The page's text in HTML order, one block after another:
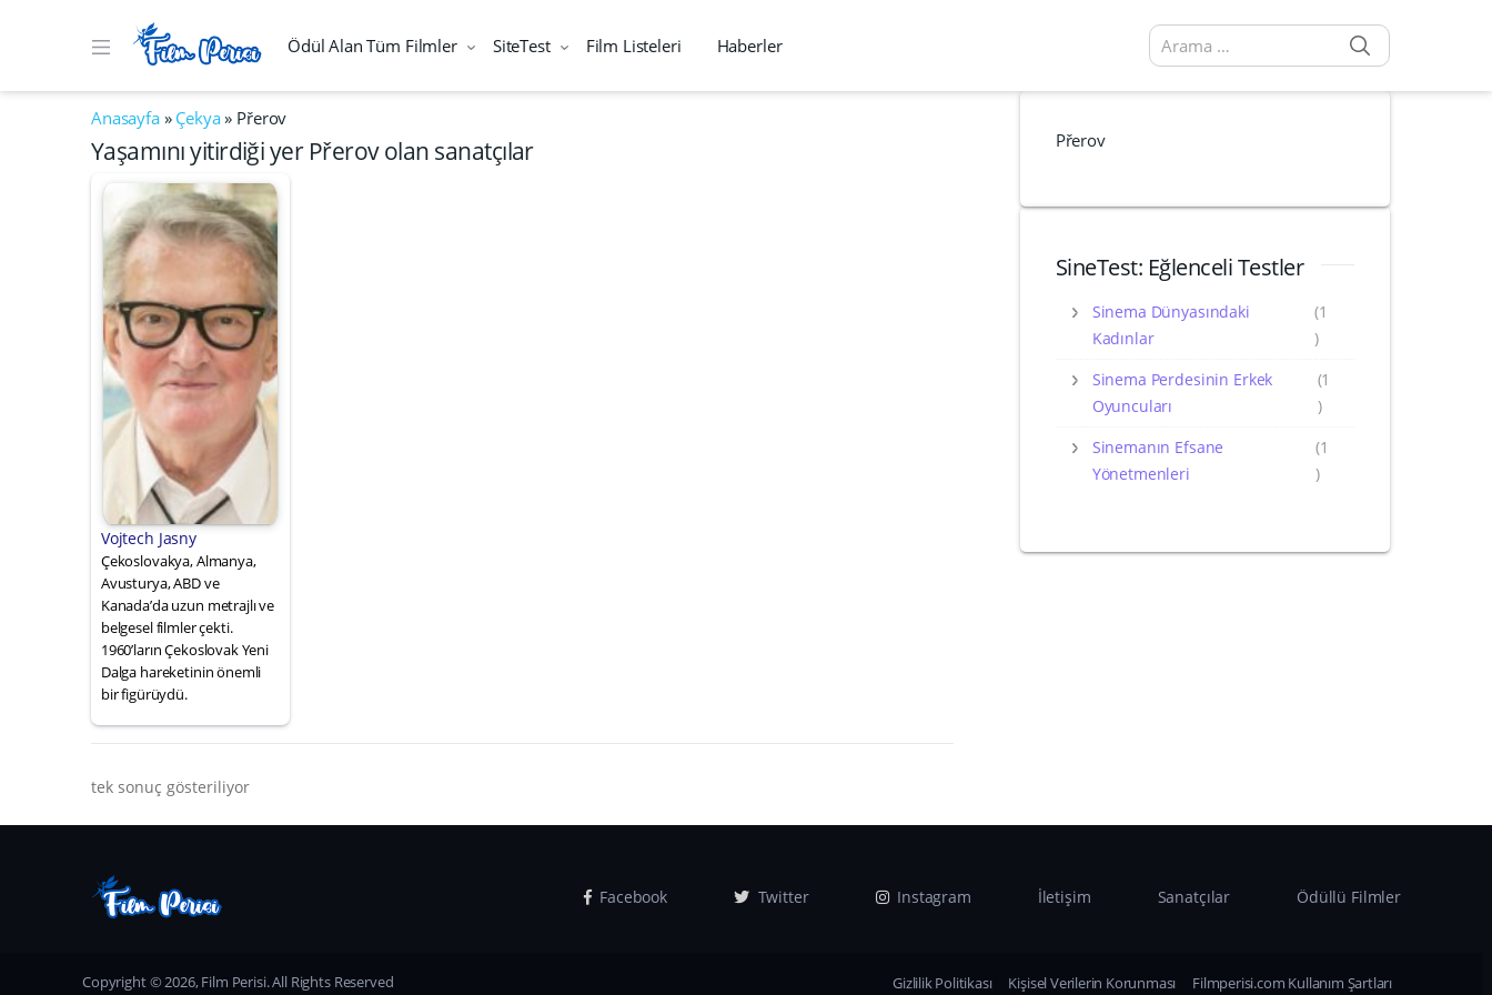
Ödül Alan Tüm Filmler SiteTest Film Listeleri Haberler
Arama sonuçları:
Anasayfa» Çekya» Přerov
Yaşamını yitirdiği yer Přerov olan sanatçılar
Vojtech Jasny
Çekoslovakya, Almanya,
Avusturya, ABD ve
Kanada’da uzun metrajlı ve
belgesel filmler çekti.
1960’ların Çekoslovak Yeni
Dalga hareketinin önemli
bir figürüydü.
tek sonuç gösteriliyor
Přerov
SineTest: Eğlenceli Testler
Sinema Dünyasındaki
Kadınlar
(1
)
Sinema Perdesinin Erkek
Oyuncuları
(1
)
Sinemanın Efsane
Yönetmenleri
(1
)
Facebook Twitter Instagram İletişim Sanatçılar Ödüllü Filmler
Copyright © 2026, Film Perisi. All Rights Reserved Gizlilik Politikası Kişisel Verilerin Korunması Filmperisi.com Kullanım Şartları